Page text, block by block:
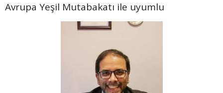
Avrupa Yeşil Mutabakatı ile uyumlu